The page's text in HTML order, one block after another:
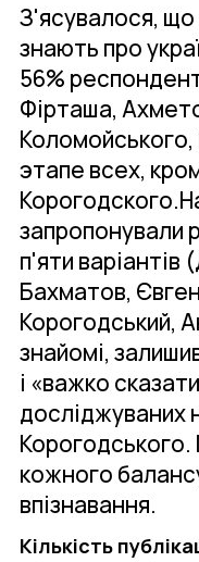
З'ясувалося, що
знають про
56%
Фірташа,
Коломойського,
этапе всех,
запропонували
п'яти
Бахматов,
Корогодський,
знайомі,
і «важко
досліджуваних
Корогодського.
кожного
впізнавання.
Кількість